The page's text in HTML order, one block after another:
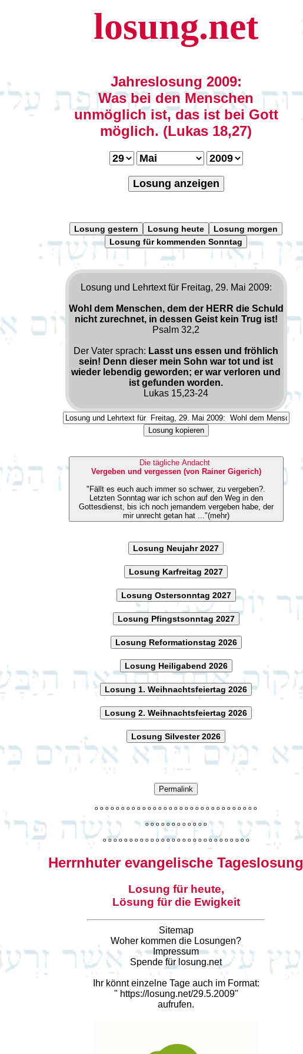
losung.net
Jahreslosung 2009:
Was bei den Menschen
unmöglich ist, das ist bei Gott
möglich. (Lukas 18,27)
Losung anzeigen
Losung gestern Losung heute
Losung morgen
Losung für kommenden Sonntag
Losung und Lehrtext für Freitag, 29. Mai 2009:
Wohl dem Menschen, dem der HERR die Schuld
nicht zurechnet, in dessen Geist kein Trug ist!
Psalm 32,2
Der Vater sprach: Lasst uns essen und fröhlich
sein! Denn dieser mein Sohn war tot und ist
wieder lebendig geworden; er war verloren und
ist gefunden worden.
Lukas 15,23-24
Losung kopieren
Die tägliche Andacht
Vergeben und vergessen (von Rainer Gigerich)
"Fällt es euch auch immer so schwer, zu vergeben?.
Letzten Sonntag war ich schon auf den Weg in den
Gottesdienst, bis ich noch jemandem vergeben habe, der
mir unrecht getan hat ..."(mehr)
Losung Neujahr 2027
Losung Karfreitag 2027
Losung Ostersonntag 2027
Losung Pfingstsonntag 2027
Losung Reformationstag 2026
Losung Heiligabend 2026
Losung 1. Weihnachtsfeiertag 2026
Losung 2. Weihnachtsfeiertag 2026
Losung Silvester 2026
Permalink
o o o o o o o o o o o o o o o o o o o o o o o o o o o o o o o
o o o o o o o o o o o o
o o o o o o o o o o o o o o o o o o o o o o o o o o o o
Herrnhuter evangelische Tageslosung
Losung für heute,
Lösung für die Ewigkeit
Sitemap
Woher kommen die Losungen?
Impressum
Spende für losung.net
Ihr könnt einzelne Tage auch im Format:
" https://losung.net/29.5.2009"
aufrufen.